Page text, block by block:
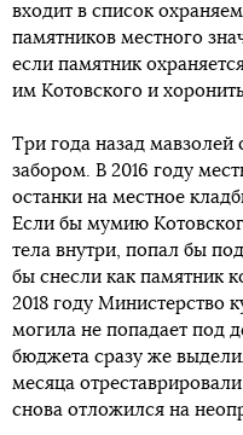
входит в список
памятников местного
если памятник
им Котовского и хоронить.
Три года назад
забором. В 2016 году
останки на местное
Если бы мумию
тела внутри, попал бы
бы снесли как памятник
2018 году Министерство
могила не попадает под
бюджета сразу же
месяца
снова отложился на